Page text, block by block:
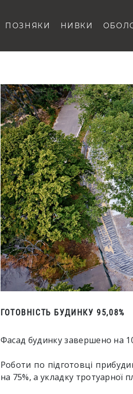
ПОЗНЯКИ НИВКИ
ГОТОВНІСТЬ БУДИНКУ 95,08%
Фасад будинку завершено на
Роботи по підготовці
на 75%, а укладку тротуарної